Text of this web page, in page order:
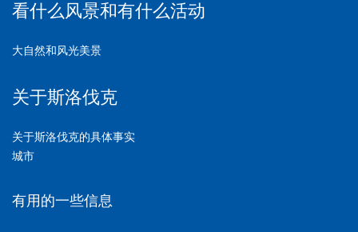
看什么风景和有什么活动
大自然和风光美景
关于斯洛伐克
关于斯洛伐克的具体事实
城市
有用的一些信息